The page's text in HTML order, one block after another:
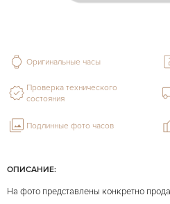
ОПИСАНИЕ:
На фото представлены конкретно
Оригинальные часы
Проверка технического
состояния
Подлинные фото часов